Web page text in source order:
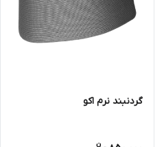
گردنبند نرم اکو